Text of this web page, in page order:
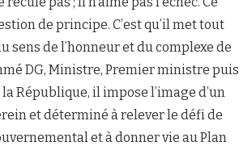
de principe. C’est qu’il met tout
sens de l’honneur et du complexe de
DG, Ministre, Premier ministre puis
République, il impose l’image d’un
et déterminé à relever le défi de
et à donner vie au Plan